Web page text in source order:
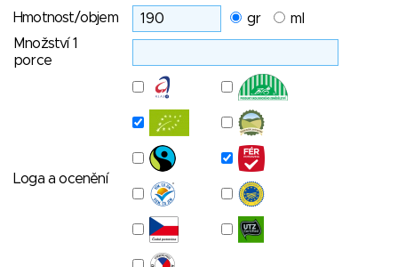
Hmotnost/objem gr
ml
Množství 1
porce
Loga a ocenění